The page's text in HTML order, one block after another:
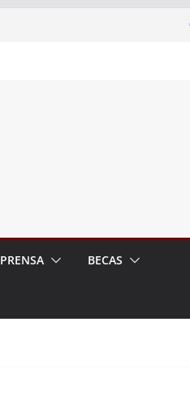
PRENSA BECAS